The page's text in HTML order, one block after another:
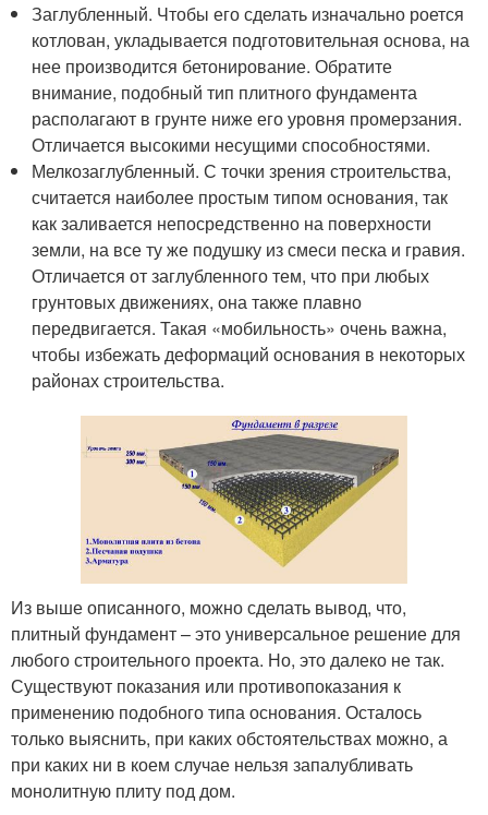
Заглубленный. Чтобы его сделать изначально роется
котлован, укладывается подготовительная основа, на
нее производится бетонирование. Обратите
внимание, подобный тип плитного фундамента
располагают в грунте ниже его уровня промерзания.
Отличается высокими несущими способностями.
Мелкозаглубленный. С точки зрения строительства,
считается наиболее простым типом основания, так
как заливается непосредственно на поверхности
земли, на все ту же подушку из смеси песка и гравия.
Отличается от заглубленного тем, что при любых
грунтовых движениях, она также плавно
передвигается. Такая «мобильность» очень важна,
чтобы избежать деформаций основания в некоторых
районах строительства.
Из выше описанного, можно сделать вывод, что,
плитный фундамент – это универсальное решение для
любого строительного проекта. Но, это далеко не так.
Существуют показания или противопоказания к
применению подобного типа основания. Осталось
только выяснить, при каких обстоятельствах можно, а
при каких ни в коем случае нельзя запалубливать
монолитную плиту под дом.